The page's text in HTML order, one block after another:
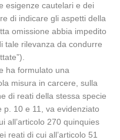
esigenze cautelari e dei
di indicare gli aspetti della
omissione abbia impedito
tale rilevanza da condurre
ha formulato una
misura in carcere, sulla
di reati della stessa specie
p. 10 e 11, va evidenziato
all’articolo 270 quinquies
reati di cui all’articolo 51